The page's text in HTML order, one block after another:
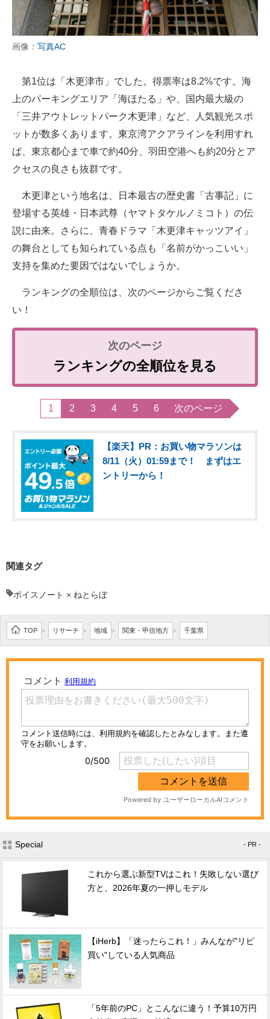
画像： 写真AC
第1位は「木更津市」でした。得票率は8.2%です。海
上のパーキングエリア「海ほたる」や、国内最大級の
「三井アウトレットパーク木更津」など、人気観光スポ
ットが数多くあります。東京湾アクアラインを利用すれ
ば、東京都心まで車で約40分、羽田空港へも約20分とア
クセスの良さも抜群です。
木更津という地名は、日本最古の歴史書「古事記」に
登場する英雄・日本武尊（ヤマトタケルノミコト）の伝
説に由来。さらに、青春ドラマ「木更津キャッツアイ」
の舞台としても知られている点も「名前がかっこいい」
支持を集めた要因ではないでしょうか。
ランキングの全順位は、次のページからご覧くださ
い！
ランキングの全順位を見る
1 2 3 4 5 6 次のページ
【楽天】PR：お買い物マラソンは
8/11（火）01:59まで！ まずはエ
ントリーから！
関連タグ
ボイスノート × ねとらぼ
TOP > リサーチ > 地域 > 関東・甲信地方 > 千葉県
Special - PR -
これから選ぶ新型TVはこれ！失敗しない選び
方と、2026年夏の一押しモデル
【iHerb】「迷ったらこれ！」みんなが"リピ
買い"している人気商品
「5年前のPC」とこんなに違う！予算10万円